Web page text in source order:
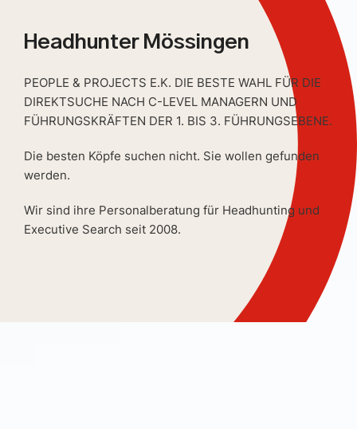
Headhunter Mössingen
PEOPLE & PROJECTS E.K. DIE BESTE WAHL FÜR DIE
DIREKTSUCHE NACH C-LEVEL MANAGERN UND
FÜHRUNGSKRÄFTEN DER 1. BIS 3. FÜHRUNGSEBENE.
Die besten Köpfe suchen nicht. Sie wollen gefunden
werden.
Wir sind ihre Personalberatung für Headhunting und
Executive Search seit 2008.